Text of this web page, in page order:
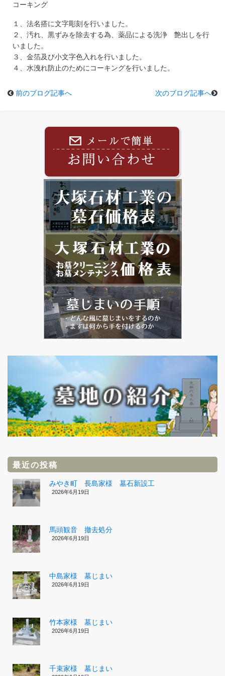
コーキング
１、法名搭に文字彫刻を行いました。
２、汚れ、黒ずみを除去する為、薬品による洗浄 艶出しを行
いました。
３、金箔及び小文字色入れを行いました。
４、水洩れ防止のためにコーキングを行いました。
前のブログ記事へ 次のブログ記事へ
最近の投稿
みやき町 長島家様 墓石新設工
2026年6月19日
馬頭観音 撤去処分
2026年6月19日
中島家様 墓じまい
2026年6月19日
竹本家様 墓じまい
2026年6月19日
千束家様 墓じまい